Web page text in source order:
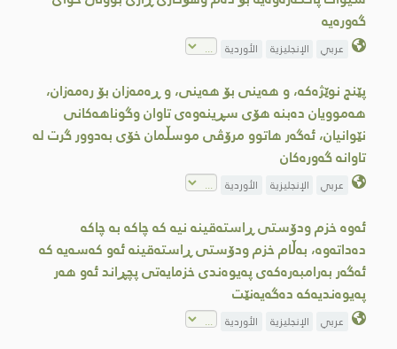
گەورەیە
عربي الإنجليزية الأوردية
پێنج نوێژەکە، و ھەینی بۆ ھەینی، و ڕەمەزان بۆ رەمەزان،
ھەموویان دەبنە ھۆی سڕینەوەی تاوان وگوناھەکانی
نێوانیان، ئەگەر ھاتوو مرۆڤی موسڵمان خۆی بەدوور گرت لە
تاوانە گەورەکان
عربي الإنجليزية الأوردية
ئەوە خزم ودۆستی ڕاستەقینە نیە کە چاکە بە چاکە
دەداتەوە، بەڵام خزم ودۆستی ڕاستەقینە ئەو کەسەیە کە
ئەگەر بەرامبەرەکەی پەیوەندی خزمایەتی پچڕاند ئەو هەر
پەیوەندیەکە دەگەیەنێت
عربي الإنجليزية الأوردية